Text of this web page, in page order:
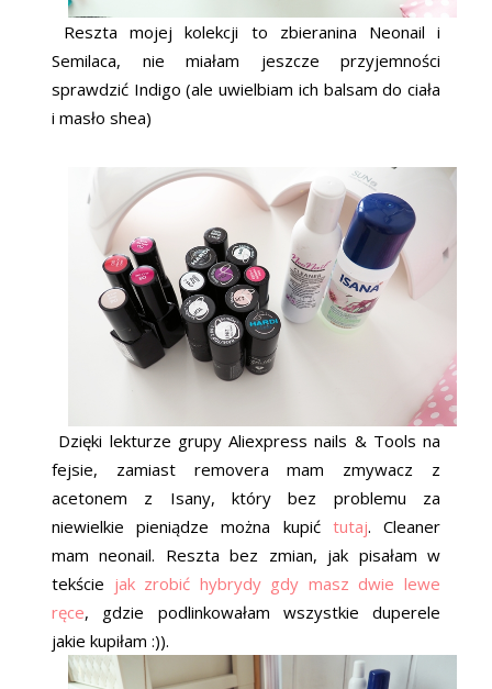
Reszta mojej kolekcji to zbieranina Neonail i
Semilaca, nie miałam jeszcze przyjemności
sprawdzić Indigo (ale uwielbiam ich balsam do ciała
i masło shea)
Dzięki lekturze grupy Aliexpress nails & Tools na
fejsie, zamiast removera mam zmywacz z
acetonem z Isany, który bez problemu za
niewielkie pieniądze można kupić tutaj. Cleaner
mam neonail. Reszta bez zmian, jak pisałam w
tekście jak zrobić hybrydy gdy masz dwie lewe
ręce, gdzie podlinkowałam wszystkie duperele
jakie kupiłam :)).